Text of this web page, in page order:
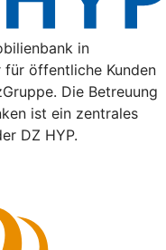
in
für öffentliche Kunden
Die Betreuung
ist ein zentrales
DZ HYP.